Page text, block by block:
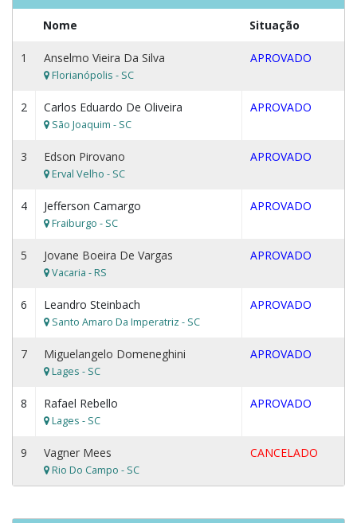
Nome Situação
1 Anselmo Vieira Da Silva
Florianópolis - SC
APROVADO
2 Carlos Eduardo De Oliveira
São Joaquim - SC
APROVADO
3 Edson Pirovano
Erval Velho - SC
APROVADO
4 Jefferson Camargo
Fraiburgo - SC
APROVADO
5 Jovane Boeira De Vargas
Vacaria - RS
APROVADO
6 Leandro Steinbach
Santo Amaro Da Imperatriz - SC
APROVADO
7 Miguelangelo Domeneghini
Lages - SC
APROVADO
8 Rafael Rebello
Lages - SC
APROVADO
9 Vagner Mees
Rio Do Campo - SC
CANCELADO